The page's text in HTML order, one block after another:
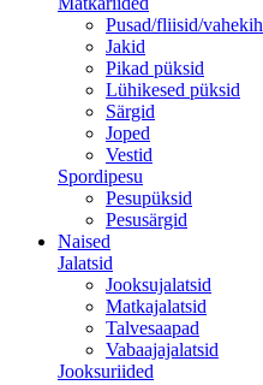
Pusad/fliisid/
Jakid
Pikad püksid
Lühikesed püksid
Särgid
Joped
Vestid
Spordipesu
Pesupüksid
Pesusärgid
Naised
Jalatsid
Jooksujalatsid
Matkajalatsid
Talvesaapad
Vabaajajalatsid
Jooksuriided